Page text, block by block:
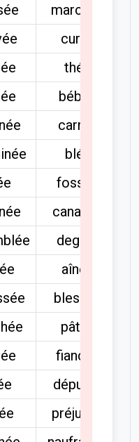
marché
curé
thé
bébé
carré
blé
fossé
canapé
degré
aîné
blessé
pâté
fiancé
député
préjugé